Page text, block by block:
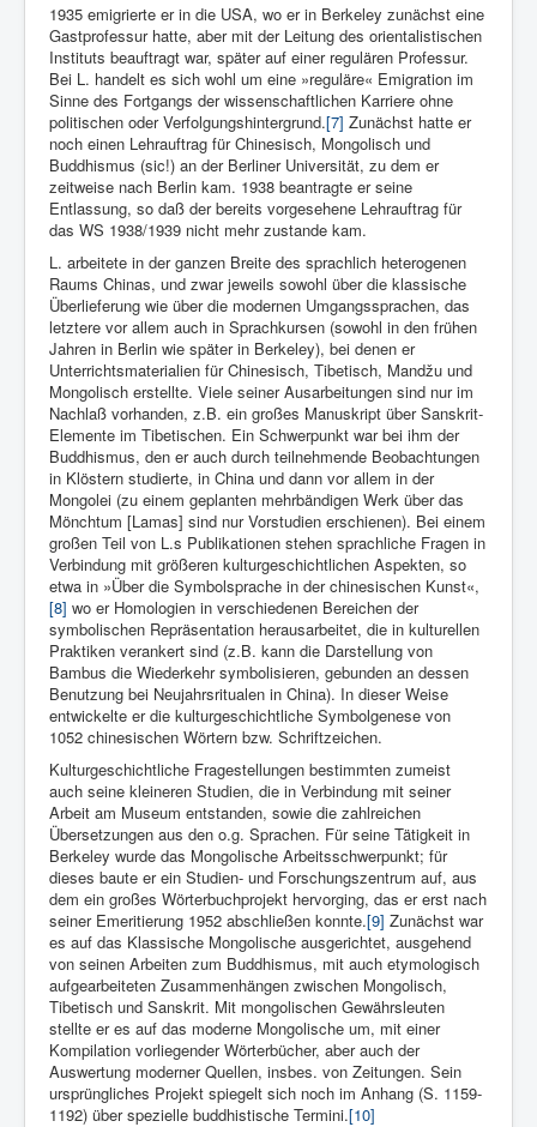
1935 emigrierte er in die USA, wo er in Berke­ley zunächst eine
Gastprofessur hatte, aber mit der Leitung des orientalistischen
Instituts beauftragt war, später auf einer regulären Professur.
Bei L. handelt es sich wohl um eine »reguläre« Emigration im
Sinne des Fortgangs der wissenschaftlichen Karriere ohne
politischen oder Verfolgungshin­tergrund.[7] Zunächst hatte er
noch einen Lehrauftrag für Chinesisch, Mongolisch und
Buddhismus (sic!) an der Berliner Universität, zu dem er
zeitweise nach Berlin kam. 1938 beantragte er seine
Entlassung, so daß der bereits vorgesehene Lehrauftrag für
das WS 1938/1939 nicht mehr zustande kam.
L. arbeitete in der ganzen Breite des sprachlich heterogenen
Raums Chinas, und zwar jeweils sowohl über die klassische
Überlieferung wie über die modernen Umgangssprachen, das
letztere vor allem auch in Sprachkursen (sowohl in den frühen
Jahren in Berlin wie später in Berkeley), bei denen er
Unterrichtsmaterialien für Chinesisch, Tibetisch, Mandžu und
Mongolisch erstellte. Viele seiner Ausarbeitungen sind nur im
Nachlaß vorhanden, z.B. ein großes Manuskript über Sanskrit-
Elemente im Tibetischen. Ein Schwerpunkt war bei ihm der
Buddhismus, den er auch durch teilnehmende Beobachtungen
in Klöstern studierte, in China und dann vor allem in der
Mongolei (zu einem geplanten mehrbändigen Werk über das
Mönchtum [Lamas] sind nur Vorstudien erschienen). Bei einem
großen Teil von L.s Publikationen stehen sprachliche Fragen in
Verbindung mit größeren kulturge­schichtlichen Aspekten, so
etwa in »Über die Symbolsprache in der chinesischen Kunst«,
[8] wo er Homologien in verschiedenen Bereichen der
symbolischen Repräsentation herausarbeitet, die in kulturellen
Praktiken verankert sind (z.B. kann die Darstellung von
Bambus die Wiederkehr symbolisieren, gebunden an dessen
Benutzung bei Neujahrs­ritualen in China). In dieser Weise
entwickelte er die kulturgeschichtliche Symbolgenese von
1052 chinesi­schen Wörtern bzw. Schriftzeichen.
Kulturgeschichtliche Fragestellungen bestimmten zumeist
auch seine kleineren Studien, die in Verbindung mit seiner
Arbeit am Museum entstanden, sowie die zahlreichen
Übersetzungen aus den o.g. Sprachen. Für seine Tätigkeit in
Berkeley wurde das Mongolische Arbeitsschwerpunkt; für
dieses baute er ein Studien- und Forschungszentrum auf, aus
dem ein großes Wörterbuchprojekt hervorging, das er erst nach
seiner Emeritierung 1952 abschließen konnte.[9] Zunächst war
es auf das Klassische Mongolische ausgerichtet, ausgehend
von seinen Arbeiten zum Buddhismus, mit auch etymologisch
aufgearbeiteten Zusammenhängen zwischen Mongolisch,
Tibetisch und Sanskrit. Mit mongolischen Gewährsleuten
stellte er es auf das moderne Mongolische um, mit einer
Kompilation vorliegender Wörterbücher, aber auch der
Auswertung moderner Quellen, insbes. von Zeitungen. Sein
ursprüngliches Projekt spiegelt sich noch im Anhang (S. 1159-
1192) über spezielle buddhistische Termini.[10]